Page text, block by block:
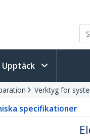
Upptäck
Verktyg för
specifikationer